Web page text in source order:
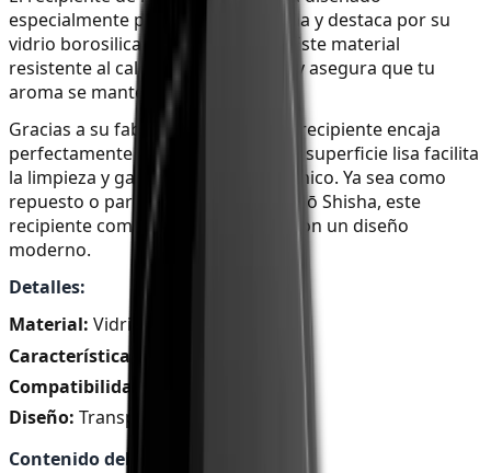
especialmente para la Ensō E-Shisha y destaca por su
vidrio borosilicato de alta calidad. Este material
resistente al calor es muy robusto y asegura que tu
aroma se mantenga puro.
Gracias a su fabricación precisa, el recipiente encaja
perfectamente en tu dispositivo. La superficie lisa facilita
la limpieza y garantiza un uso higiénico. Ya sea como
repuesto o para personalizar tu Ensō Shisha, este
recipiente combina funcionalidad con un diseño
moderno.
Detalles:
Material: Vidrio borosilicato
Característica:
Compatibilidad:
Diseño: Transparente, claro
Contenido del envío: